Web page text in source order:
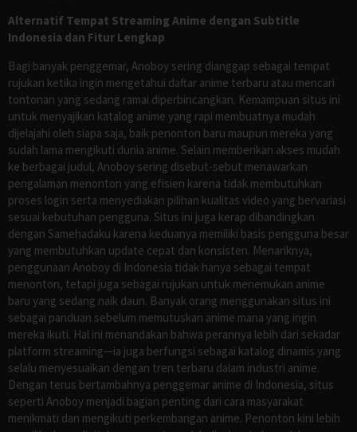
Alternatif Tempat Streaming Anime dengan Subtitle
Indonesia dan Fitur Lengkap
Bagi banyak penggemar, Anoboy sering dianggap sebagai tempat
rujukan ketika ingin mengetahui daftar anime terbaru atau mencari
tontonan yang sedang ramai diperbincangkan. Kemampuan situs ini
untuk menyajikan katalog anime yang rapi membuatnya mudah
dijelajahi oleh siapa saja, baik penonton baru maupun mereka yang
sudah lama mengikuti dunia anime. Selain memberikan akses mudah
ke berbagai judul, Anoboy sering disebut-sebut menawarkan
pengalaman menonton yang efisien karena tidak membutuhkan
proses login serta menyediakan pilihan kualitas video yang bervariasi
sesuai kebutuhan pengguna. Situs ini juga kerap dibandingkan
dengan Samehadaku karena keduanya memiliki basis pengguna besar
yang membutuhkan update cepat dan konsisten. Menariknya,
penggunaan Anoboy di Indonesia tidak hanya sebagai tempat
menonton, tetapi juga sebagai rujukan untuk menemukan anime
baru yang sedang naik daun. Banyak orang menggunakan situs ini
sebagai panduan sebelum memutuskan anime mana yang ingin
mereka ikuti. Hal ini menandakan bahwa perannya lebih dari sekadar
platform streaming—ia juga berfungsi sebagai katalog dinamis yang
selalu menyesuaikan dengan tren terbaru dalam industri anime.
Dengan terus bertambahnya penggemar anime di Indonesia, situs
seperti Anoboy menjadi bagian penting dari cara masyarakat
menikmati dan mengikuti perkembangan anime. Penonton kini lebih